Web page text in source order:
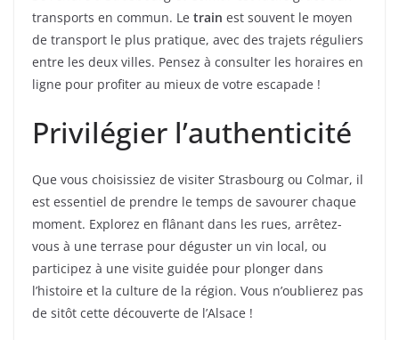
transports en commun. Le train est souvent le moyen
de transport le plus pratique, avec des trajets réguliers
entre les deux villes. Pensez à consulter les horaires en
ligne pour profiter au mieux de votre escapade !
Privilégier l’authenticité
Que vous choisissiez de visiter Strasbourg ou Colmar, il
est essentiel de prendre le temps de savourer chaque
moment. Explorez en flânant dans les rues, arrêtez-
vous à une terrase pour déguster un vin local, ou
participez à une visite guidée pour plonger dans
l’histoire et la culture de la région. Vous n’oublierez pas
de sitôt cette découverte de l’Alsace !